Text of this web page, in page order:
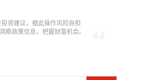
资建议，据此操作风险自担
察政策信息，把握财富机会。